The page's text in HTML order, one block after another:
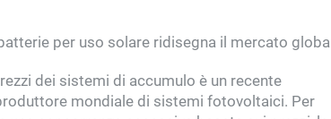
per uso solare ridisegna il mercato
dei sistemi di accumulo è un recente
mondiale di sistemi fotovoltaici. Per